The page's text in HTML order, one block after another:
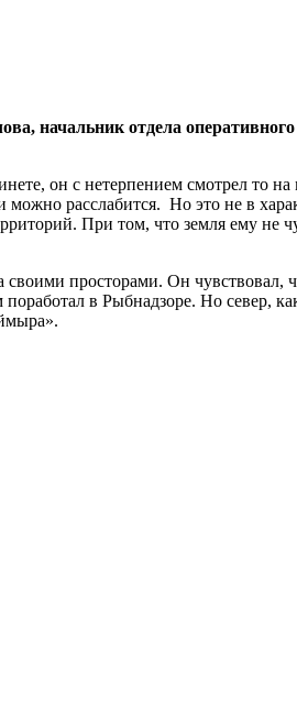
начальник отдела
он с нетерпением смотрел то
расслабится. Но это не в
При том, что земля ему не
просторами. Он чувствовал,
в Рыбнадзоре. Но север,